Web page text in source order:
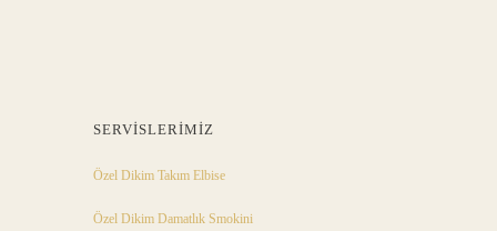
SERVISLERIMIZ
Özel Dikim Takım Elbise
Özel Dikim Damatlık Smokini